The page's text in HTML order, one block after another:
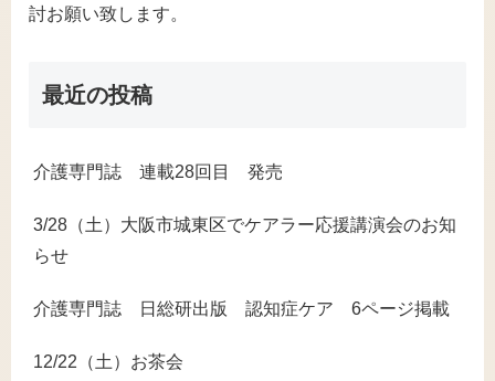
討お願い致します。
最近の投稿
介護専門誌 連載28回目 発売
3/28（土）大阪市城東区でケアラー応援講演会のお知
らせ
介護専門誌 日総研出版 認知症ケア 6ページ掲載
12/22（土）お茶会